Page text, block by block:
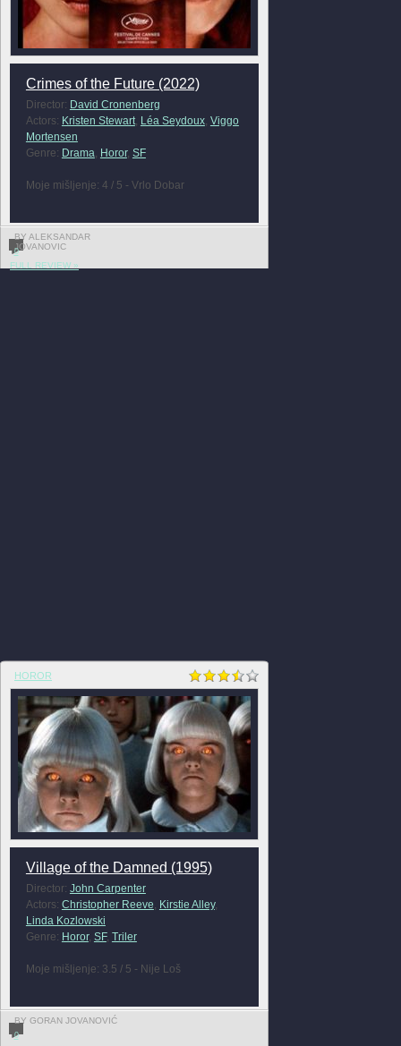
Crimes of the Future (2022)
Director: David Cronenberg
Actors: Kristen Stewart, Léa Seydoux, Viggo
Mortensen
Genre: Drama Horor, SF
Moje mišljenje: 4 / 5 - Vrlo Dobar
BY ALEKSANDAR
JOVANOVIC
0
FULL REVIEW »
HOROR
Village of the Damned (1995)
Director: John Carpenter
Actors: Christopher Reeve Kirstie Alley,
Linda Kozlowski
Genre: Horor, SF, Triler
Moje mišljenje: 3.5 / 5 - Nije Loš
BY GORAN JOVANOVIĆ
0